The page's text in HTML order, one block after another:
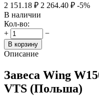
2 151.18 ₽ 2 264.40 ₽ -5%
В наличии
Кол-во:
+
−
В корзину
Описание
Завеса Wing
VTS (Польша)